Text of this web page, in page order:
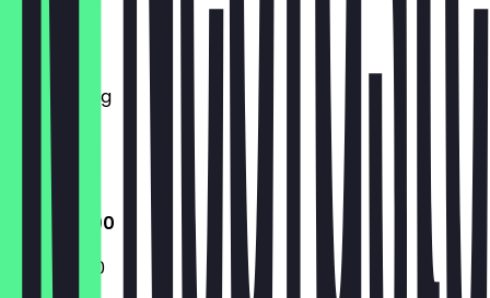
Montag
Dienstag
Mittwoch
Donnerstag
Freitag
Samstag
Sonntag
11:00 - 18:00
11:00 - 18:00